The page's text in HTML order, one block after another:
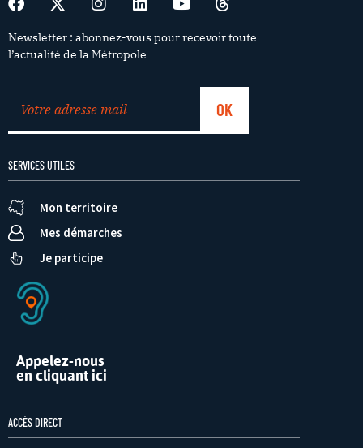
Newsletter : abonnez-vous pour recevoir toute
l’actualité de la Métropole
SERVICES UTILES
Mon territoire
Mes démarches
Je participe
Appelez-nous
en cliquant ici
ACCÈS DIRECT